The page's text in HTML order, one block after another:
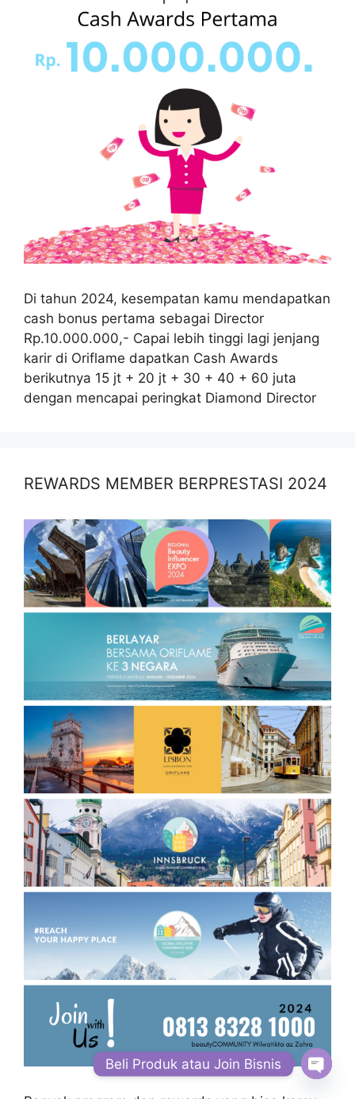
Di tahun 2024, kesempatan kamu mendapatkan
cash bonus pertama sebagai Director
Rp.10.000.000,- Capai lebih tinggi lagi jenjang
karir di Oriflame dapatkan Cash Awards
berikutnya 15 jt + 20 jt + 30 + 40 + 60 juta
dengan mencapai peringkat Diamond Director
REWARDS MEMBER BERPRESTASI 2024
Beli Produk atau Join Bisnis